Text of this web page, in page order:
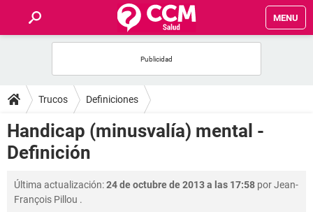
MENU
FOROS
SALUD
FAMILIA
NUTRICIÓN
Trucos Definiciones
Handicap (minusvalía) mental -
Definición
Última actualización:24 de octubre de 2013 a las 17:58 porJean-
François Pillou .